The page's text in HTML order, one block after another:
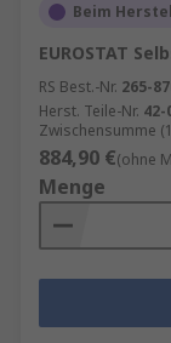
Beim
EUROSTAT
RS Best.-Nr. 265-
Herst. Teile-Nr. 42-
Zwischensumme
884,90 €(ohne
Menge